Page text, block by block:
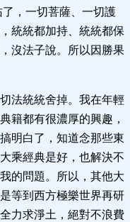
，一切菩薩、一切護
統統都加持、統統都保
沒法子說。所以因勝果
法統統舍掉。我在年輕
籍都有很濃厚的興趣，
明白了，知道念那些東
乘經典是好，也解決不
的問題。所以，其他大
等到西方極樂世界再研
力求淨土，絕對不浪費